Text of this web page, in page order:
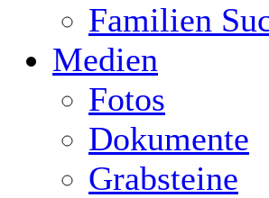
Familien
Medien
Fotos
Dokumente
Grabsteine